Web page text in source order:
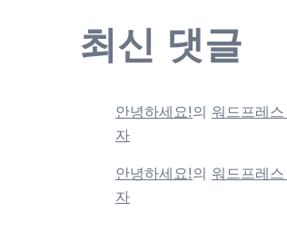
최신 댓글
안녕하세요!의 워드프레
자
안녕하세요!의 워드프레
자